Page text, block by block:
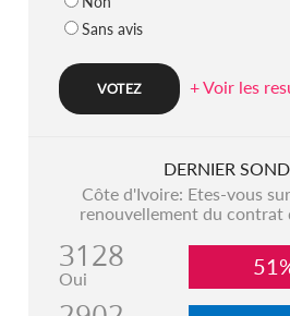
Sans avis
+ Voir les
DERNIER
Côte d'Ivoire: Etes-vous
renouvellement du contrat
3128
Oui